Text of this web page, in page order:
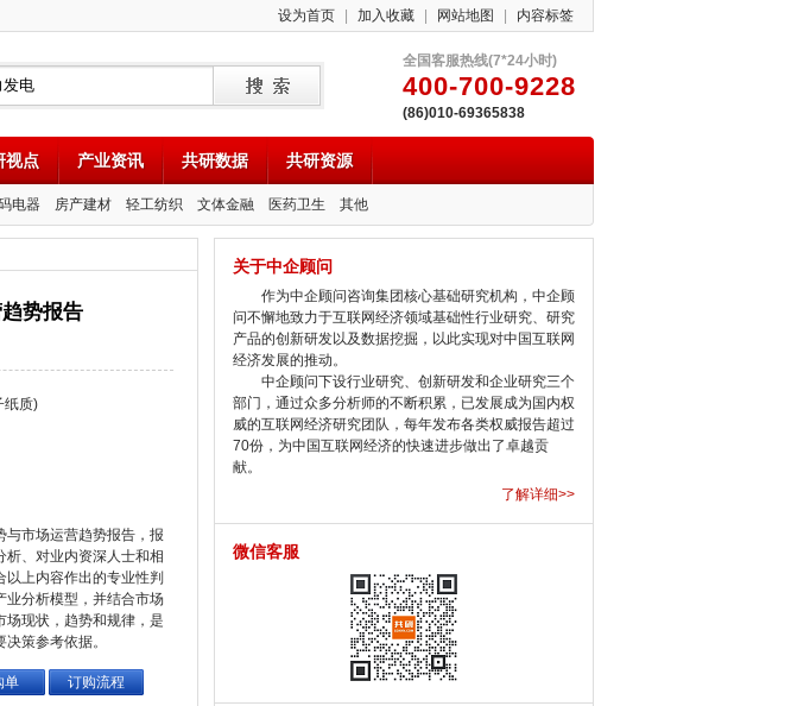
设为首页 加入收藏 网站地图 内容标签
全国客服热线(7*24小时)
400-700-9228
(86)010-69365838
视点 产业资讯 共研数据 共研资源
电器 房产建材 轻工纺织 文体金融 医药卫生 其他
势报告
纸质)
市场运营趋势报告，报
析、对业内资深人士和相
上内容作出的专业性判
业分析模型，并结合市场
场现状，趋势和规律，是
策参考依据。
单 订购流程
关于中企顾问
作为中企顾问咨询集团核心基础研究机构，中企顾
问不懈地致力于互联网经济领域基础性行业研究、研究
产品的创新研发以及数据挖掘，以此实现对中国互联网
经济发展的推动。
中企顾问下设行业研究、创新研发和企业研究三个
部门，通过众多分析师的不断积累，已发展成为国内权
威的互联网经济研究团队，每年发布各类权威报告超过
70份，为中国互联网经济的快速进步做出了卓越贡
献。
了解详细>>
微信客服